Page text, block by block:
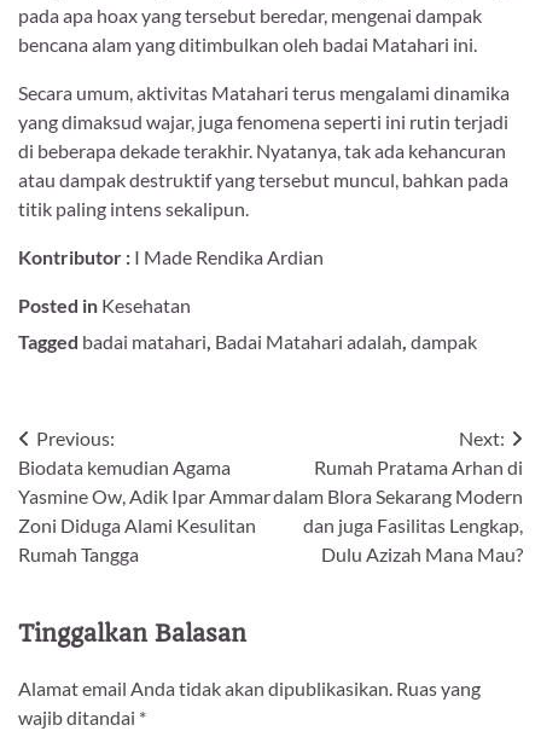
pada apa hoax yang tersebut beredar, mengenai dampak
bencana alam yang ditimbulkan oleh badai Matahari ini.
Secara umum, aktivitas Matahari terus mengalami dinamika
yang dimaksud wajar, juga fenomena seperti ini rutin terjadi
di beberapa dekade terakhir. Nyatanya, tak ada kehancuran
atau dampak destruktif yang tersebut muncul, bahkan pada
titik paling intens sekalipun.
Kontributor : I Made Rendika Ardian
Posted in Kesehatan
Tagged badai matahari, Badai Matahari adalah, dampak
Navigasi
pos
Previous:
Biodata kemudian Agama
Yasmine Ow, Adik Ipar Ammar
Zoni Diduga Alami Kesulitan
Rumah Tangga
Next:
Rumah Pratama Arhan di
dalam Blora Sekarang Modern
dan juga Fasilitas Lengkap,
Dulu Azizah Mana Mau?
Tinggalkan Balasan
Alamat email Anda tidak akan dipublikasikan. Ruas yang
wajib ditandai *